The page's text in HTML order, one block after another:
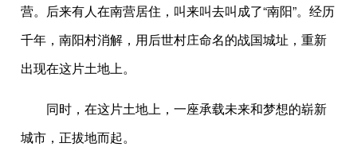
营。后来有人在南营居住，叫来叫去叫成了“南阳”。经历
千年，南阳村消解，用后世村庄命名的战国城址，重新
出现在这片土地上。
同时，在这片土地上，一座承载未来和梦想的崭新
城市，正拔地而起。